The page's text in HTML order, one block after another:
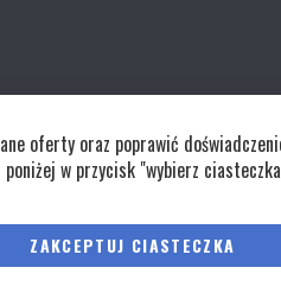
oferty oraz poprawić
w przycisk "wybierz
ZAKCEPTUJ CIASTECZKA